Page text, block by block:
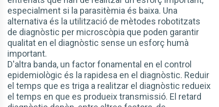
especialment si la parasitèmia és baixa. Una
alternativa és la utilització de mètodes robotitzats
de diagnòstic per microscòpia que poden garantir
qualitat en el diagnòstic sense un esforç humà
important.
D'altra banda, un factor fonamental en el control
epidemiològic és la rapidesa en el diagnòstic. Reduir
el temps que es triga a realitzar el diagnòstic redueix
el temps en que es produeix transmissió. El retard